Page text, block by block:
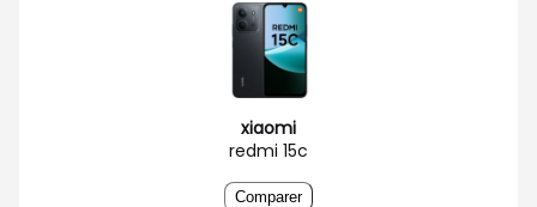
xiaomi
redmi 15c
Comparer